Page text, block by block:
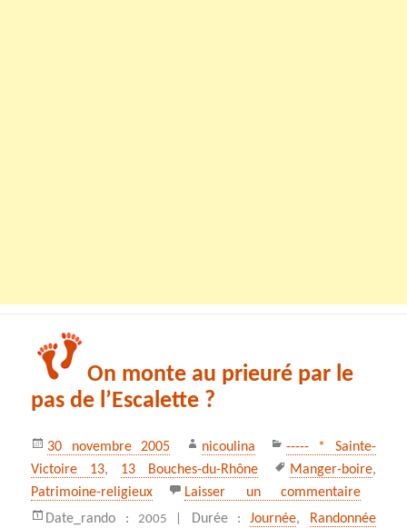
On monte au prieuré par le
pas de l’Escalette ?
Publié
le
30 novembre 2005 Auteur
nicoulina Catégories
----- * Sainte-
Victoire 13, 13 Bouches-du-Rhône
Mots-
clés
Manger-boire,
Patrimoine-religieux
Laisser un commentairesur On
Date_rando :2005 | Durée :Journée, Randonnée